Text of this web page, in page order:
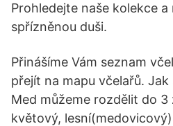
Prohledejte naše kolekce a
spřízněnou duši.
Přinášíme Vám seznam
přejít na mapu včelařů.
Med můžeme rozdělit do
květový,